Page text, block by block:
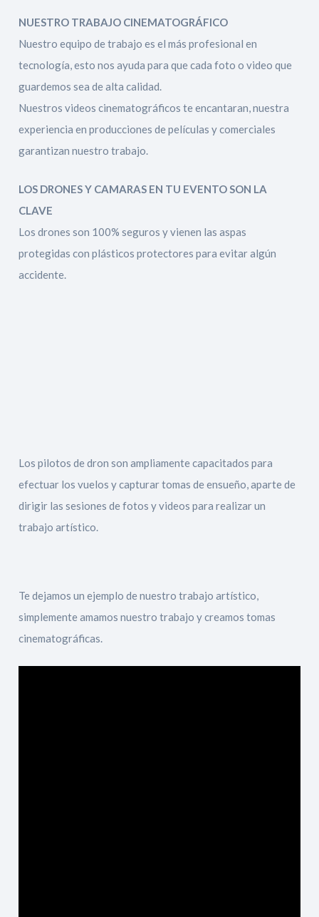
NUESTRO TRABAJO CINEMATOGRÁFICO
Nuestro equipo de trabajo es el más profesional en
tecnología, esto nos ayuda para que cada foto o video que
guardemos sea de alta calidad.
Nuestros videos cinematográficos te encantaran, nuestra
experiencia en producciones de películas y comerciales
garantizan nuestro trabajo.
LOS DRONES Y CAMARAS EN TU EVENTO SON LA
CLAVE
Los drones son 100% seguros y vienen las aspas
protegidas con plásticos protectores para evitar algún
accidente.
Los pilotos de dron son ampliamente capacitados para
efectuar los vuelos y capturar tomas de ensueño, aparte de
dirigir las sesiones de fotos y videos para realizar un
trabajo artístico.
Te dejamos un ejemplo de nuestro trabajo artístico,
simplemente amamos nuestro trabajo y creamos tomas
cinematográficas.